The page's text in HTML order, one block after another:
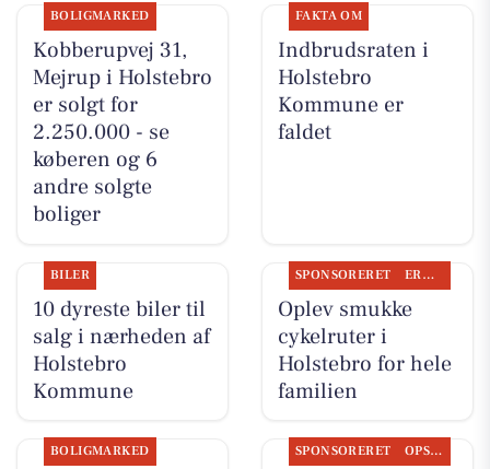
BOLIGMARKED
Kobberupvej 31,
Mejrup i Holstebro
er solgt for
2.250.000 - se
køberen og 6
andre solgte
boliger
FAKTA OM
Indbrudsraten i
Holstebro
Kommune er
faldet
BILER
10 dyreste biler til
salg i nærheden af
Holstebro
Kommune
SPONSORERET ERHVERV
Oplev smukke
cykelruter i
Holstebro for hele
familien
BOLIGMARKED SPONSORERET OPSLAGSTAVLEN